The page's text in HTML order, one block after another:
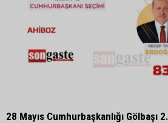
28 Mayıs Cumhurbaşkanlığı Gölbaşı